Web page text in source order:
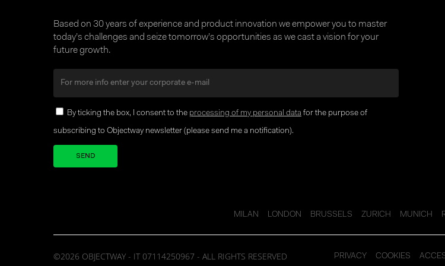
Based on 30 years of experience and product innovation we empower you to master
today’s challenges and seize tomorrow’s opportunities as we cast a vision for your
future growth.
By ticking the box, I consent to the processing of my personal data for the purpose of
subscribing to Objectway newsletter (please send me a notification).
MILAN LONDON BRUSSELS ZURICH MUNICH
©2026 OBJECTWAY - IT 07114250967 - ALL RIGHTS RESERVED COOKIES
PRIVACY